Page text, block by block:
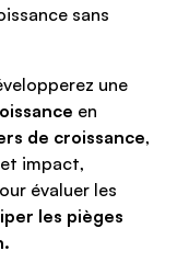
sans
une
en
de croissance,
impact,
évaluer les
les pièges